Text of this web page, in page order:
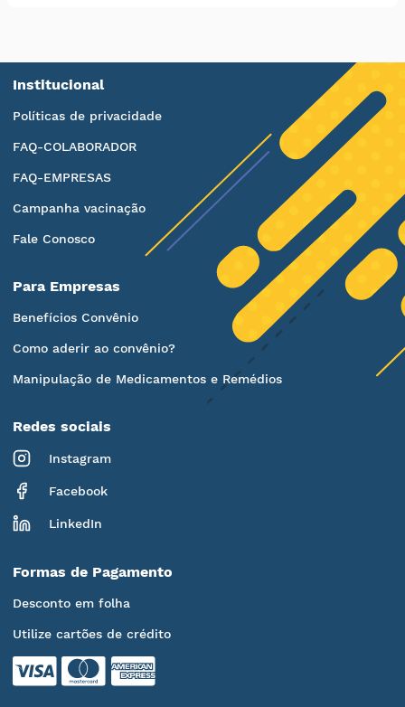
Institucional
Políticas de privacidade
FAQ-COLABORADOR
FAQ-EMPRESAS
Campanha vacinação
Fale Conosco
Para Empresas
Benefícios Convênio
Como aderir ao convênio?
Manipulação de Medicamentos e Remédios
Redes sociais
Instagram
Facebook
LinkedIn
Formas de Pagamento
Desconto em folha
Utilize cartões de crédito